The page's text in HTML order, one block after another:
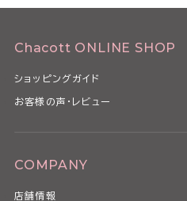
Chacott ONLINE SHOP
ショッピングガイド
お客様の声・レビュー
COMPANY
店舗情報